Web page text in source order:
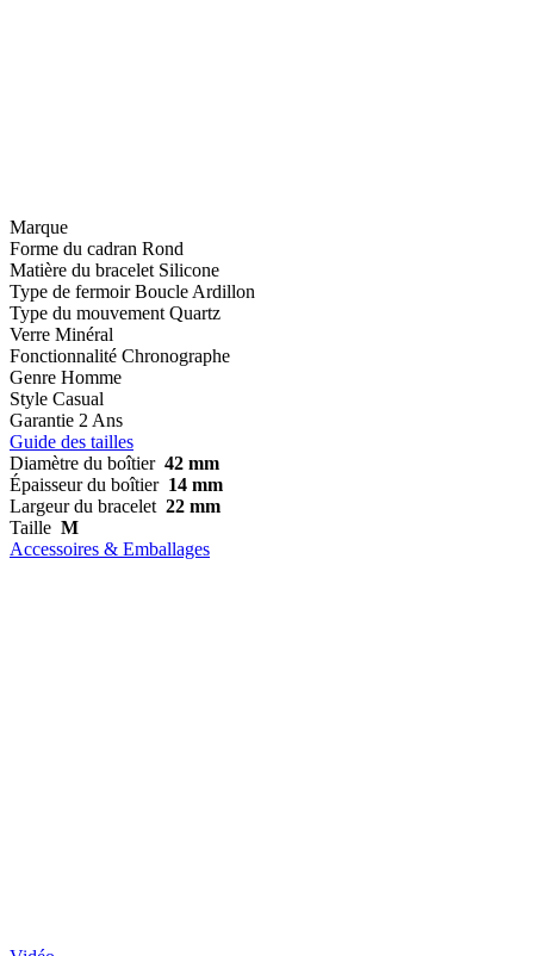
Marque
Forme du cadran Rond
Matière du bracelet Silicone
Type de fermoir Boucle Ardillon
Type du mouvement Quartz
Verre Minéral
Fonctionnalité Chronographe
Genre Homme
Style Casual
Garantie 2 Ans
Guide des tailles
Diamètre du boîtier 42 mm
Épaisseur du boîtier 14 mm
Largeur du bracelet 22 mm
Taille M
Accessoires & Emballages